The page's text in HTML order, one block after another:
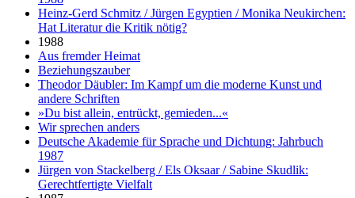
Heinz-Gerd Schmitz / Jürgen Egyptien / Monika Neukirchen:
Hat Literatur die Kritik nötig?
1988
Aus fremder Heimat
Beziehungszauber
Theodor Däubler: Im Kampf um die moderne Kunst und
andere Schriften
»Du bist allein, entrückt, gemieden...«
Wir sprechen anders
Deutsche Akademie für Sprache und Dichtung: Jahrbuch
1987
Jürgen von Stackelberg / Els Oksaar / Sabine Skudlik:
Gerechtfertigte Vielfalt